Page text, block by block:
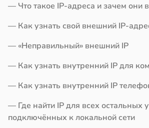
в20:41
— Что такое IP-адреса и зачем они
— Как узнать свой внешний IP-
— «Неправильный» внешний IP
— Как узнать внутренний IP для
— Как узнать внутренний IP
— Где найти IP для всех остальных
подключённых к локальной сети